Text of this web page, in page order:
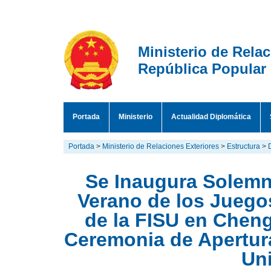
Ministerio de
República Popular
Portada Ministerio Actualidad Diplomática
Portada > Ministerio de Relaciones Exteriores > Estructura >
Se Inaugura
Verano de los
de la FISU en
Ceremonia de